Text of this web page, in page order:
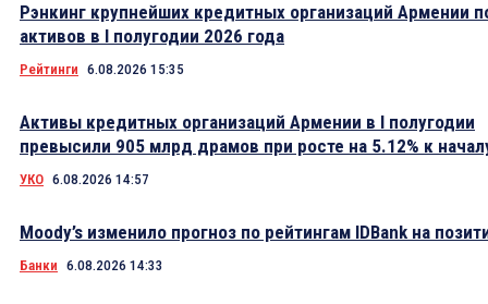
Рэнкинг крупнейших кредитных организаций Армении
активов в I полугодии 2026 года
Рейтинги 6.08.2026 15:35
Активы кредитных организаций Армении в I полугодии
превысили 905 млрд драмов при росте на 5.12% к
УКО 6.08.2026 14:57
Moody’s изменило прогноз по рейтингам IDBank на
Банки 6.08.2026 14:33